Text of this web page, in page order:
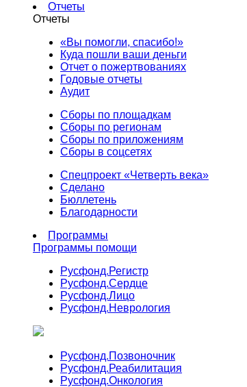
Отчеты
Отчеты
«Вы помогли, спасибо!»
Куда пошли ваши деньги
Отчет о пожертвованиях
Годовые отчеты
Аудит
Сборы по площадкам
Сборы по регионам
Сборы по приложениям
Сборы в соцсетях
Спецпроект «Четверть века»
Сделано
Бюллетень
Благодарности
Программы
Программы помощи
Русфонд.Регистр
Русфонд.Сердце
Русфонд.Лицо
Русфонд.Неврология
Русфонд.Позвоночник
Русфонд.Реабилитация
Русфонд.Онкология